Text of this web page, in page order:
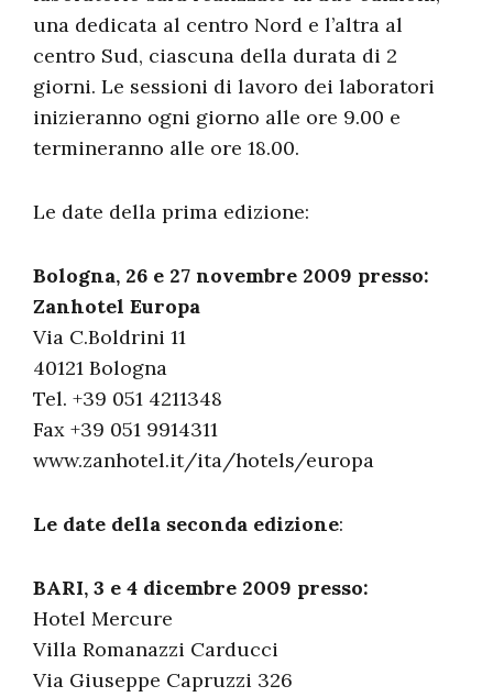
una dedicata al centro Nord e l’altra al
centro Sud, ciascuna della durata di 2
giorni. Le sessioni di lavoro dei laboratori
inizieranno ogni giorno alle ore 9.00 e
termineranno alle ore 18.00.
Le date della prima edizione:
Bologna, 26 e 27 novembre 2009 presso:
Zanhotel Europa
Via C.Boldrini 11
40121 Bologna
Tel. +39 051 4211348
Fax +39 051 9914311
www.zanhotel.it/ita/hotels/europa
Le date della seconda edizione:
BARI, 3 e 4 dicembre 2009 presso:
Hotel Mercure
Villa Romanazzi Carducci
Via Giuseppe Capruzzi 326